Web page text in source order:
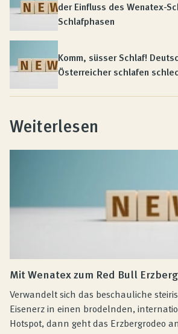
der Einfluss des Wenatex-
Schlafphasen
Komm, süsser Schlaf!
Österreicher schlafen
Weiterlesen
Mit Wenatex zum Red Bull
Verwandelt sich das beschauliche
Eisenerz in einen brodelnden,
Hotspot, dann geht das Erzbergrodeo